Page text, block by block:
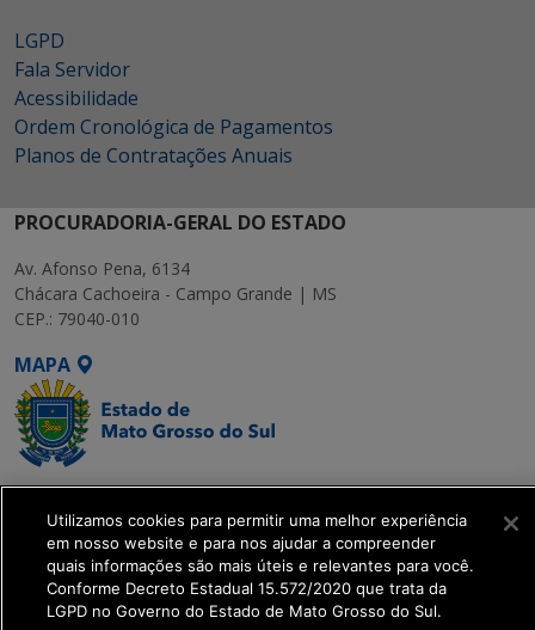
LGPD
Fala Servidor
Acessibilidade
Ordem Cronológica de Pagamentos
Planos de Contratações Anuais
PROCURADORIA-GERAL DO ESTADO
Av. Afonso Pena, 6134
Chácara Cachoeira - Campo Grande | MS
CEP.: 79040-010
MAPA
SETDIG | Secretaria-
Executiva de
Transformação Digital
get_footer();
Utilizamos cookies para permitir uma melhor experiência
em nosso website e para nos ajudar a compreender
quais informações são mais úteis e relevantes para você.
Conforme Decreto Estadual 15.572/2020 que trata da
LGPD no Governo do Estado de Mato Grosso do Sul.